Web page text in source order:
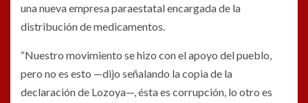
una nueva empresa paraestatal encargada de la
distribución de medicamentos.
“Nuestro movimiento se hizo con el apoyo del pueblo,
pero no es esto —dijo señalando la copia de la
declaración de Lozoya—, ésta es corrupción, lo otro es